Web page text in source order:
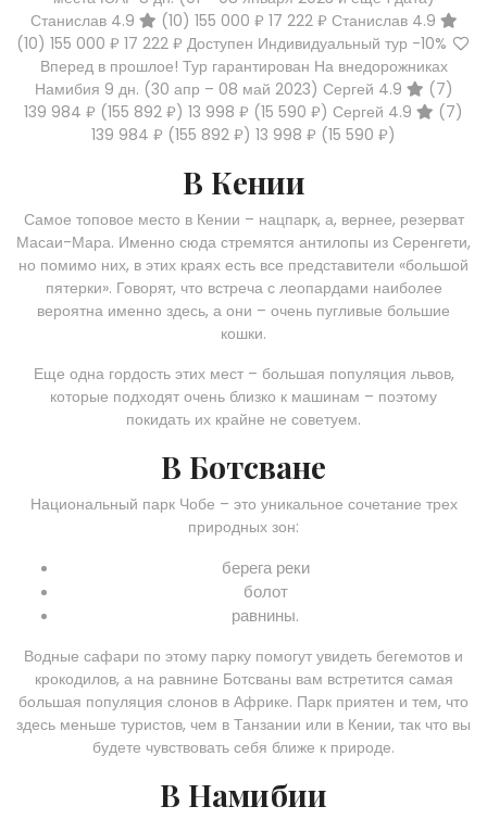
Станислав 4.9
(10) 155 000 ₽ 17 222 ₽ Станислав 4.9
(10)155 000 ₽17 222 ₽Доступен Индивидуальный тур -10%
Вперед в прошлое! Тур гарантирован На внедорожниках
Намибия 9 дн. (30 апр – 08 май 2023) Сергей 4.9
(7)
139 984 ₽ (155 892 ₽) 13 998 ₽ (15 590 ₽) Сергей 4.9
(7)
139 984 ₽ (155 892 ₽) 13 998 ₽ (15 590 ₽)
В Кении
Самое топовое место в Кении – нацпарк, а, вернее, резерват
Масаи-Мара. Именно сюда стремятся антилопы из Серенгети,
но помимо них, в этих краях есть все представители «большой
пятерки». Говорят, что встреча с леопардами наиболее
вероятна именно здесь, а они – очень пугливые большие
кошки.
Еще одна гордость этих мест – большая популяция львов,
которые подходят очень близко к машинам – поэтому
покидать их крайне не советуем.
В Ботсване
Национальный парк Чобе – это уникальное сочетание трех
природных зон:
берега реки
болот
равнины.
Водные сафари по этому парку помогут увидеть бегемотов и
крокодилов, а на равнине Ботсваны вам встретится самая
большая популяция слонов в Африке. Парк приятен и тем, что
здесь меньше туристов, чем в Танзании или в Кении, так что вы
будете чувствовать себя ближе к природе.
В Намибии